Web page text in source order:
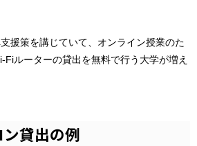
援策を講じていて、オンライン授業のた
Fiルーターの貸出を無料で行う大学が増え
貸出の例